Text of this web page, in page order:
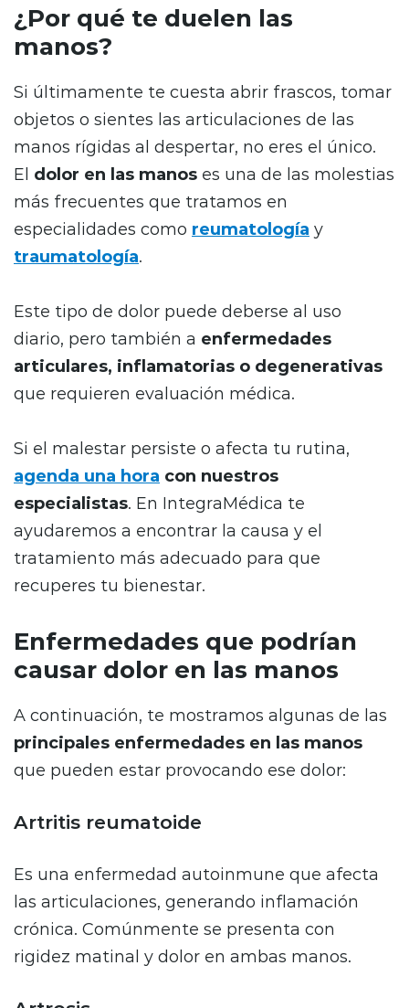
¿Por qué te duelen las
manos?
Si últimamente te cuesta abrir frascos, tomar
objetos o sientes las articulaciones de las
manos rígidas al despertar, no eres el único.
El dolor en las manos es una de las molestias
más frecuentes que tratamos en
especialidades como reumatología y
traumatología.
Este tipo de dolor puede deberse al uso
diario, pero también a enfermedades
articulares, inflamatorias o degenerativas
que requieren evaluación médica.
Si el malestar persiste o afecta tu rutina,
agenda una hora con nuestros
especialistas. En IntegraMédica te
ayudaremos a encontrar la causa y el
tratamiento más adecuado para que
recuperes tu bienestar.
Enfermedades que podrían
causar dolor en las manos
A continuación, te mostramos algunas de las
principales enfermedades en las manos
que pueden estar provocando ese dolor:
Artritis reumatoide
Es una enfermedad autoinmune que afecta
las articulaciones, generando inflamación
crónica. Comúnmente se presenta con
rigidez matinal y dolor en ambas manos.